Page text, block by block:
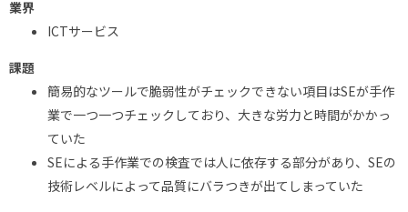
業界
ICTサービス
課題
簡易的なツールで脆弱性がチェックできない項目はSEが手作
業で一つ一つチェックしており、大きな労力と時間がかかっ
ていた
SEによる手作業での検査では人に依存する部分があり、SEの
技術レベルによって品質にバラつきが出てしまっていた